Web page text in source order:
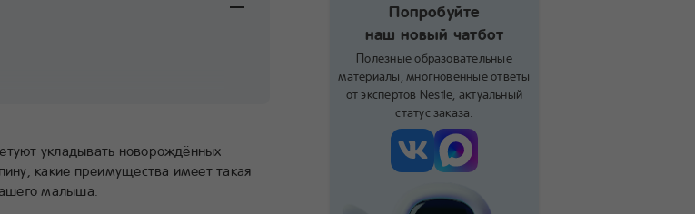
укладывать новорождённых
какие преимущества имеет такая
малыша.
Попробуйте
наш новый чатбот
Полезные образовательные
материалы, многновенные ответы
от экспертов Nestle, актуальный
статус заказа.